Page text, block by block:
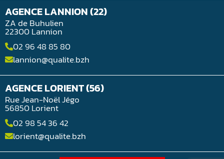
AGENCE LANNION (22)
ZA de Buhulien
22300 Lannion
02 96 48 85 80
lannion@qualite.bzh
AGENCE LORIENT (56)
Rue Jean-Noël Jégo
56850 Lorient
02 98 54 36 42
lorient@qualite.bzh